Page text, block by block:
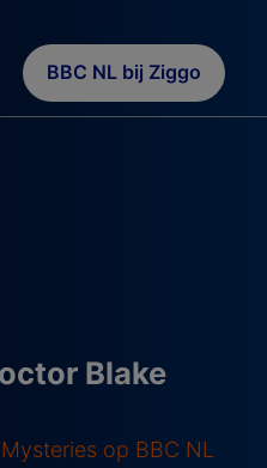
BBC NL bij Ziggo
Blake
op BBC NL